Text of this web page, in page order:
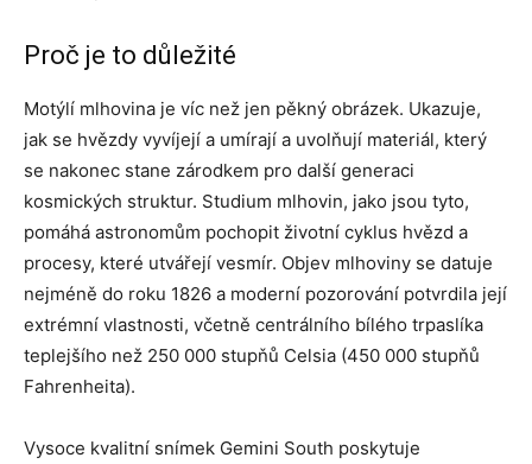
Proč je to důležité
Motýlí mlhovina je víc než jen pěkný obrázek. Ukazuje,
jak se hvězdy vyvíjejí a umírají a uvolňují materiál, který
se nakonec stane zárodkem pro další generaci
kosmických struktur. Studium mlhovin, jako jsou tyto,
pomáhá astronomům pochopit životní cyklus hvězd a
procesy, které utvářejí vesmír. Objev mlhoviny se datuje
nejméně do roku 1826 a moderní pozorování potvrdila její
extrémní vlastnosti, včetně centrálního bílého trpaslíka
teplejšího než 250 000 stupňů Celsia (450 000 stupňů
Fahrenheita).
Vysoce kvalitní snímek Gemini South poskytuje